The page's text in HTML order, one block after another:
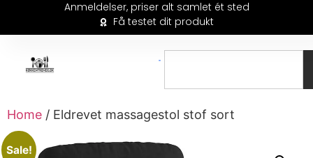
Anmeldelser, priser alt samlet ét sted
Få testet dit produkt
Home / Eldrevet massagestol stof sort
Sale!